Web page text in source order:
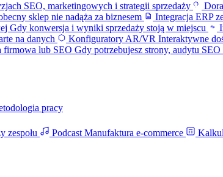
SEO, marketingowych i strategii sprzedaży
sklep nie nadąża za biznesem Integracja ERP
Gdy konwersja i wyniki sprzedaży stoją w miejscu
na danych Konfiguratory AR/VR Interaktywne
firmowa lub SEO Gdy potrzebujesz strony, audytu
pracy
zespołu Podcast Manufaktura e-commerce